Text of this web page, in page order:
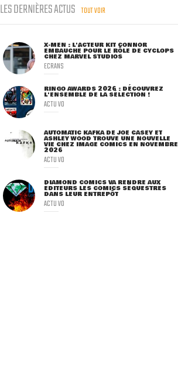
LES DERNIÈRES ACTUS TOUT VOIR
X-MEN : L'ACTEUR KIT CONNOR
EMBAUCHÉ POUR LE RÔLE DE CYCLOPS
CHEZ MARVEL STUDIOS
ECRANS
RINGO AWARDS 2026 : DÉCOUVREZ
L'ENSEMBLE DE LA SÉLECTION !
ACTU VO
AUTOMATIC KAFKA DE JOE CASEY ET
ASHLEY WOOD TROUVE UNE NOUVELLE
VIE CHEZ IMAGE COMICS EN NOVEMBRE
2026
ACTU VO
DIAMOND COMICS VA RENDRE AUX
ÉDITEURS LES COMICS SÉQUESTRÉS
DANS LEUR ENTREPÔT
ACTU VO